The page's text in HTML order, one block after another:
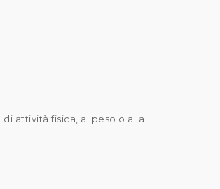
attività fisica, al peso o alla